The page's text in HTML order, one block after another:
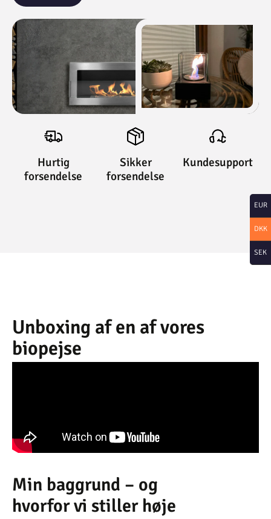
Hurtig
forsendelse
Sikker
forsendelse
Kundesupport
Unboxing af en af vores
biopejse
Min baggrund – og
hvorfor vi stiller høje
EUR
DKK
SEK